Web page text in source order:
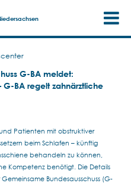
G-BA meldet:
G-BA regelt zahnärztliche
Patienten mit obstruktiver
beim Schlafen – künftig
behandeln zu können,
Kompetenz benötigt. Die Details
Bundesausschuss (G-